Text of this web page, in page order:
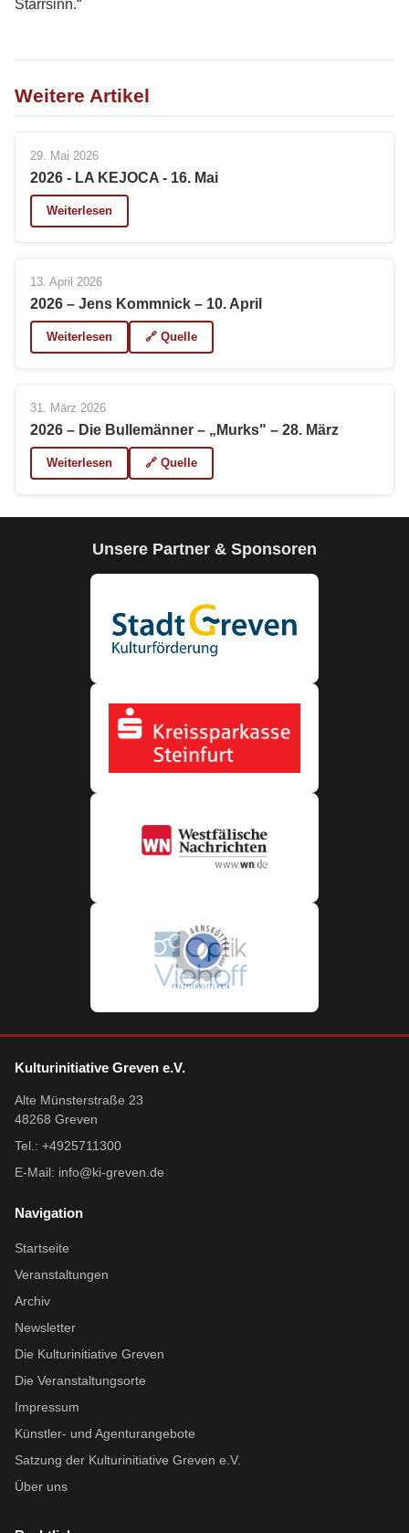
Starrsinn.“
Weitere Artikel
29. Mai 2026
2026 - LA KEJOCA - 16. Mai
Weiterlesen
13. April 2026
2026 – Jens Kommnick – 10. April
Weiterlesen 🔗 Quelle
31. März 2026
2026 – Die Bullemänner – „Murks" – 28. März
Weiterlesen 🔗 Quelle
Unsere Partner & Sponsoren
Kulturinitiative Greven e.V.
Alte Münsterstraße 23
48268 Greven
Tel.: +4925711300
E-Mail: info@ki-greven.de
Navigation
Startseite
Veranstaltungen
Archiv
Newsletter
Die Kulturinitiative Greven
Die Veranstaltungsorte
Impressum
Künstler- und Agenturangebote
Satzung der Kulturinitiative Greven e.V.
Über uns